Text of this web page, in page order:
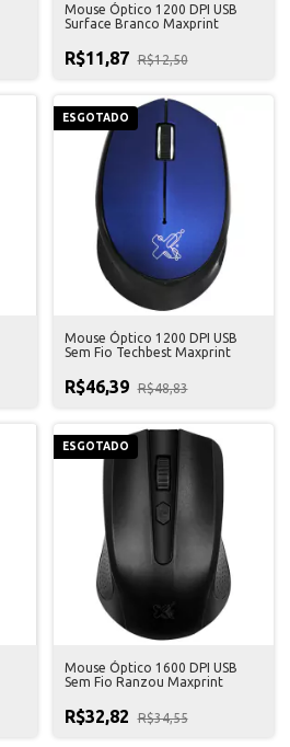
Mouse Óptico 1200 DPI USB
Surface Branco Maxprint
R$11,87 R$12,50
ESGOTADO
Mouse Óptico 1200 DPI USB
Sem Fio Techbest Maxprint
R$46,39 R$48,83
ESGOTADO
Mouse Óptico 1600 DPI USB
Sem Fio Ranzou Maxprint
R$32,82 R$34,55